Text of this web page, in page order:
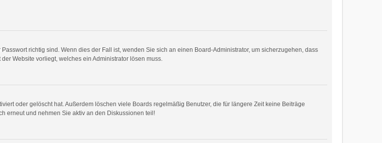
richtig sind. Wenn dies der Fall ist, wenden Sie sich an einen Board-Administrator, um sicherzugehen, dass
Website vorliegt, welches ein Administrator lösen muss.
oder gelöscht hat. Außerdem löschen viele Boards regelmäßig Benutzer, die für längere Zeit keine Beiträge
erneut und nehmen Sie aktiv an den Diskussionen teil!